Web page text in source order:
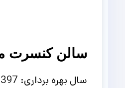
سالن کنسرت
سال بهره برداری: 1397